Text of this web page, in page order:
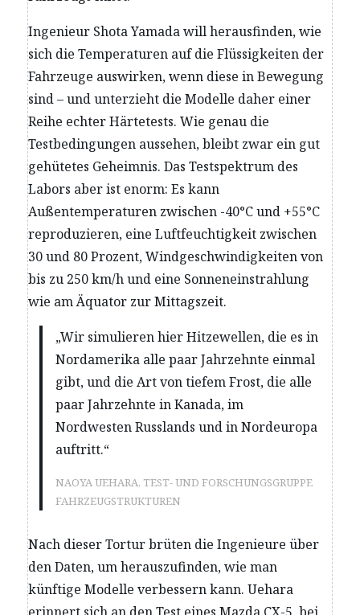
Ingenieur Shota Yamada will herausfinden, wie
sich die Temperaturen auf die Flüssigkeiten der
Fahrzeuge auswirken, wenn diese in Bewegung
sind – und unterzieht die Modelle daher einer
Reihe echter Härtetests. Wie genau die
Testbedingungen aussehen, bleibt zwar ein gut
gehütetes Geheimnis. Das Testspektrum des
Labors aber ist enorm: Es kann
Außentemperaturen zwischen -40°C und +55°C
reproduzieren, eine Luftfeuchtigkeit zwischen
30 und 80 Prozent, Windgeschwindigkeiten von
bis zu 250 km/h und eine Sonneneinstrahlung
wie am Äquator zur Mittagszeit.
„Wir simulieren hier Hitzewellen, die es in
Nordamerika alle paar Jahrzehnte einmal
gibt, und die Art von tiefem Frost, die alle
paar Jahrzehnte in Kanada, im
Nordwesten Russlands und in Nordeuropa
auftritt.“
NAOYA UEHARA, TEST- UND FORSCHUNGSGRUPPE
FAHRZEUGSTRUKTUREN
Nach dieser Tortur brüten die Ingenieure über
den Daten, um herauszufinden, wie man
künftige Modelle verbessern kann. Uehara